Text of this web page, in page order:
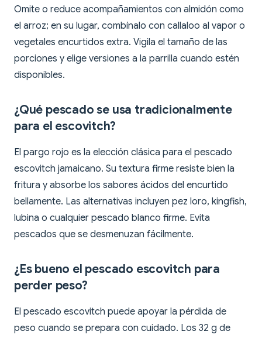
Omite o reduce acompañamientos con almidón como
el arroz; en su lugar, combínalo con callaloo al vapor o
vegetales encurtidos extra. Vigila el tamaño de las
porciones y elige versiones a la parrilla cuando estén
disponibles.
¿Qué pescado se usa tradicionalmente
para el escovitch?
El pargo rojo es la elección clásica para el pescado
escovitch jamaicano. Su textura firme resiste bien la
fritura y absorbe los sabores ácidos del encurtido
bellamente. Las alternativas incluyen pez loro, kingfish,
lubina o cualquier pescado blanco firme. Evita
pescados que se desmenuzan fácilmente.
¿Es bueno el pescado escovitch para
perder peso?
El pescado escovitch puede apoyar la pérdida de
peso cuando se prepara con cuidado. Los 32 g de